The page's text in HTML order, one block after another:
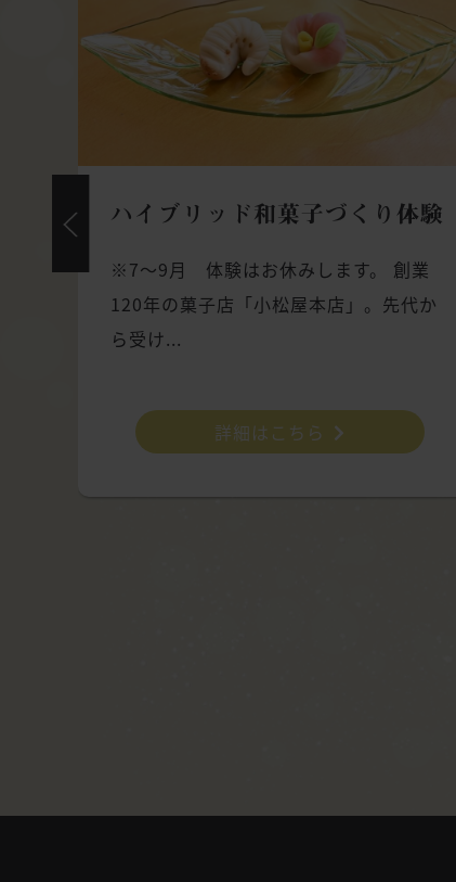
ハイブリッド和菓子づくり体験
※7～9月 体験はお休みします。 創業
120年の菓子店「小松屋本店」。先代か
ら受け...
詳細はこちら